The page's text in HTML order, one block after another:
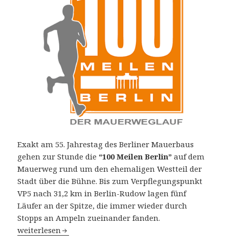
Exakt am 55. Jahrestag des Berliner Mauerbaus
gehen zur Stunde die “100 Meilen Berlin” auf dem
Mauerweg rund um den ehemaligen Westteil der
Stadt über die Bühne. Bis zum Verpflegungspunkt
VP5 nach 31,2 km in Berlin-Rudow lagen fünf
Läufer an der Spitze, die immer wieder durch
Stopps an Ampeln zueinander fanden.
100 Meilen Berlin am 13. August 2016: Federico
weiterlesen